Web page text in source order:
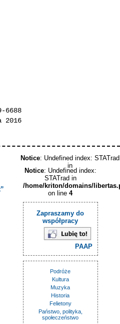
6688
2016
Notice: Undefined index:
STATrad in
/home/kriton/domains/
on line 4
Zapraszamy do
współpracy
PAAP
Podróże
Kultura
Muzyka
Historia
Felietony
Państwo, polityka,
społeczeństwo
Notice: Undefined index: STATrad
in